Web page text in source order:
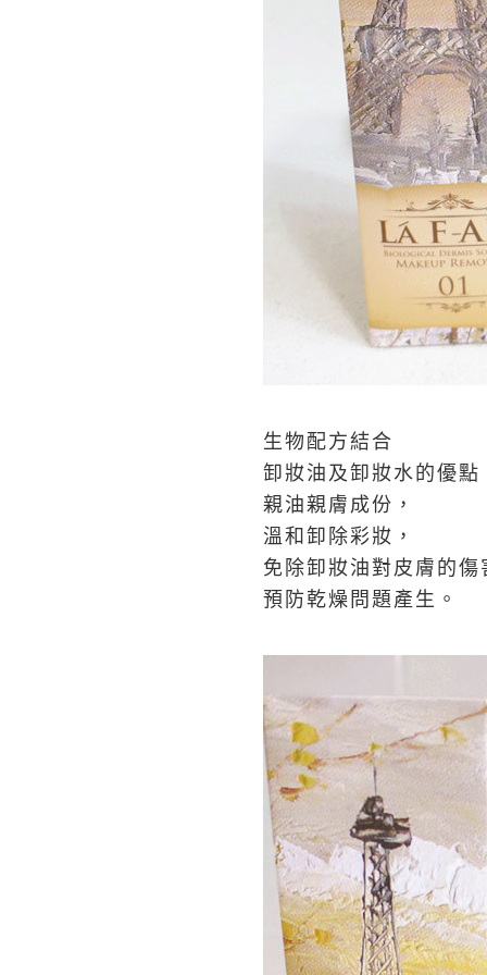
生物配方結合
卸妝油及卸妝水的優點
親油親膚成份，
溫和卸除彩妝，
免除卸妝油對皮膚的傷
預防乾燥問題產生。